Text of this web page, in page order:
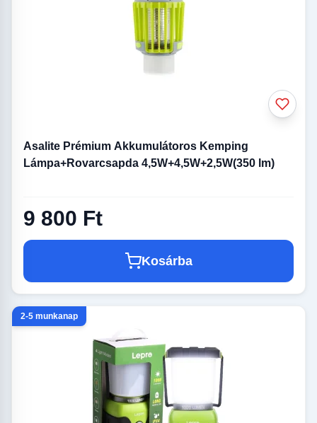
Asalite Prémium Akkumulátoros Kemping
Lámpa+Rovarcsapda 4,5W+4,5W+2,5W(350 lm)
9 800 Ft
Kosárba
2-5 munkanap